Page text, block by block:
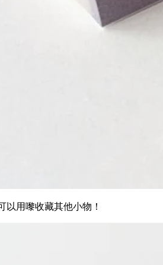
以用嚟收藏其他小物！